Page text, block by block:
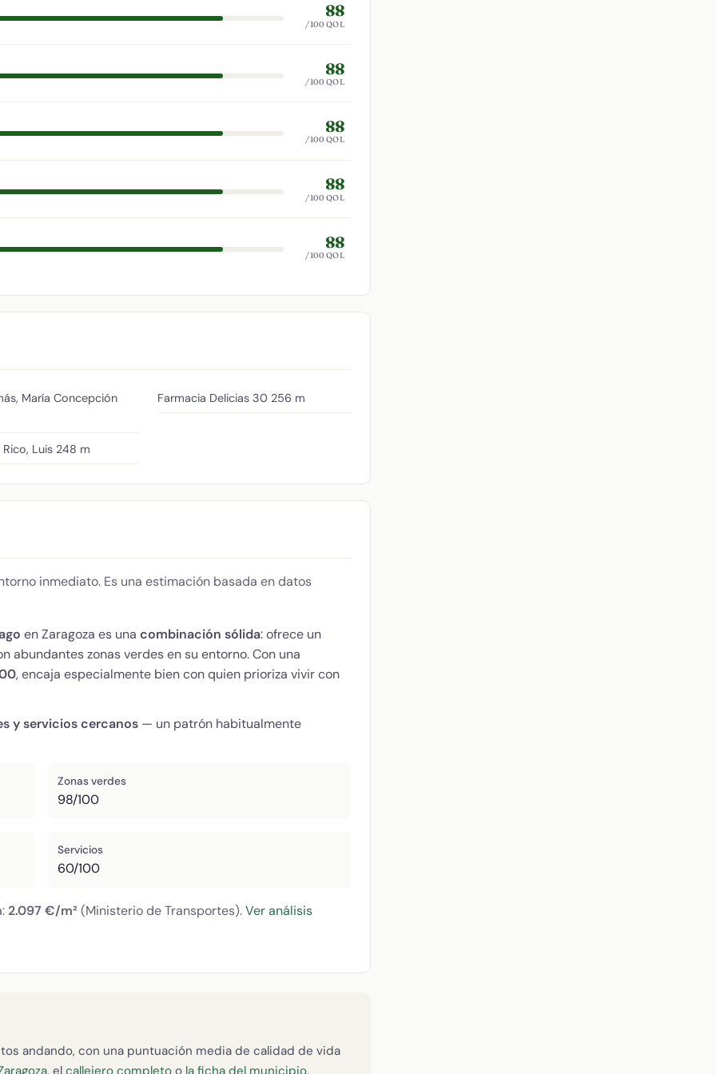
88
/100 QOL
88
/100 QOL
88
/100 QOL
88
/100 QOL
88
/100 QOL
María Concepción
Luis 248 m
Farmacia Delicias 30 256 m
inmediato. Es una estimación basada en datos
en Zaragoza es una combinación sólida: ofrece un
zonas verdes en su entorno. Con una
, encaja especialmente bien con quien prioriza vivir con
y servicios cercanos — un patrón habitualmente
Zonas verdes
98/100
Servicios
60/100
2.097 €/m² (Ministerio de Transportes).Ver análisis
andando, con una puntuación media de calidad de vida